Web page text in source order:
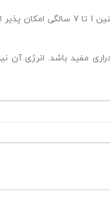
این محصول برای گربه های بالغ بدغذا که به حس خود
مفید باشد. انرژی آن